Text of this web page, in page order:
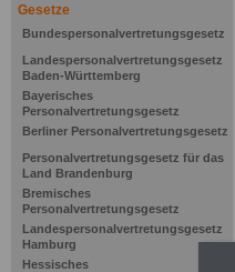
Gesetze
Bundespersonalvertretungsgesetz
Landespersonalvertretungsgesetz
Baden-Württemberg
Bayerisches
Personalvertretungsgesetz
Berliner Personalvertretungsgesetz
Personalvertretungsgesetz für das
Land Brandenburg
Bremisches
Personalvertretungsgesetz
Landespersonalvertretungsgesetz
Hamburg
Hessisches